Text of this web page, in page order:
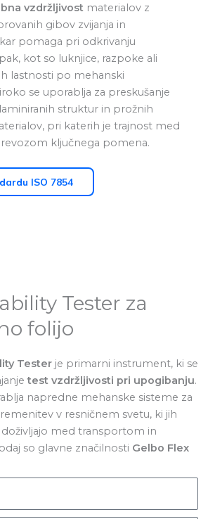
vzdržljivost materialov z
gibov zvijanja in
pomaga pri odkrivanju
kot so luknjice, razpoke ali
lastnosti po mehanski
se uporablja za preskušanje
struktur in prožnih
pri katerih je trajnost med
ključnega pomena.
ISO 7854
Tester za
folijo
Tester je primarni instrument, ki se
test vzdržljivosti pri upogibanju.
napredne mehanske sisteme za
v resničnem svetu, ki jih
med transportom in
so glavne značilnosti Gelbo Flex